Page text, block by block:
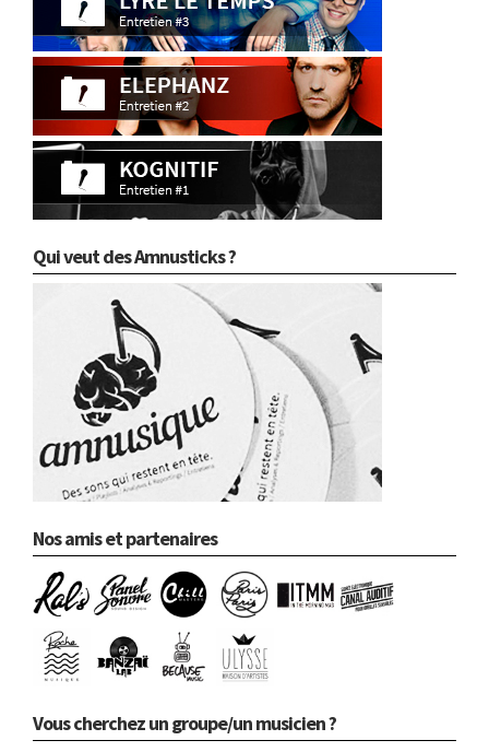
Qui veut des Amnusticks ?
Nos amis et partenaires
Vous cherchez un groupe/un musicien ?